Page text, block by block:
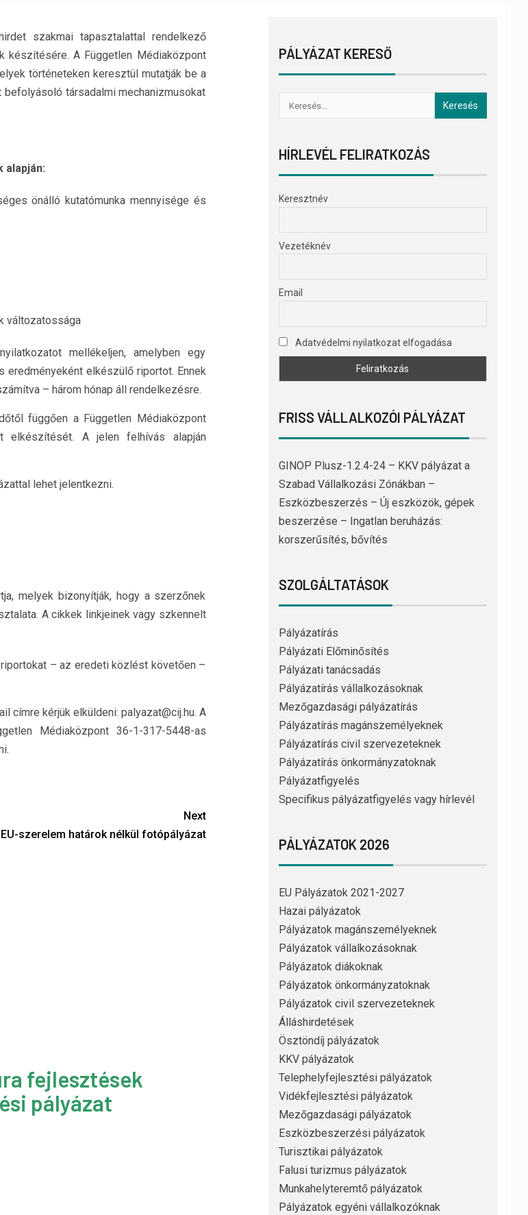
szakmai tapasztalattal rendelkező
készítésére. A Független Médiaközpont
történeteken keresztül mutatják be a
társadalmi mechanizmusokat
alapján:
önálló kutatómunka mennyisége és
változatossága
mellékeljen, amelyben egy
elkészülő riportot. Ennek
– három hónap áll rendelkezésre.
függően a Független Médiaközpont
A jelen felhívás alapján
lehet jelentkezni.
melyek bizonyítják, hogy a szerzőnek
A cikkek linkjeinek vagy szkennelt
– az eredeti közlést követően –
címre kérjük elküldeni: palyazat@cij.hu. A
Médiaközpont 36-1-317-5448-as
Next
EU-szerelem határok nélkül fotópályázat
fejlesztések
pályázat
PÁLYÁZAT KERESŐ
HÍRLEVÉL FELIRATKOZÁS
Keresztnév
Vezetéknév
Email
Adatvédelmi nyilatkozat elfogadása
FRISS VÁLLALKOZÓI PÁLYÁZAT
GINOP Plusz-1.2.4-24 – KKV pályázat a
Szabad Vállalkozási Zónákban –
Eszközbeszerzés – Új eszközök, gépek
beszerzése – Ingatlan beruházás:
korszerűsítés, bővítés
SZOLGÁLTATÁSOK
Pályázatírás
Pályázati Előminősítés
Pályázati tanácsadás
Pályázatírás vállalkozásoknak
Mezőgazdasági pályázatírás
Pályázatírás magánszemélyeknek
Pályázatírás civil szervezeteknek
Pályázatírás önkormányzatoknak
Pályázatfigyelés
Specifikus pályázatfigyelés vagy hírlevél
PÁLYÁZATOK 2026
EU Pályázatok 2021-2027
Hazai pályázatok
Pályázatok magánszemélyeknek
Pályázatok vállalkozásoknak
Pályázatok diákoknak
Pályázatok önkormányzatoknak
Pályázatok civil szervezeteknek
Álláshirdetések
Ösztöndíj pályázatok
KKV pályázatok
Telephelyfejlesztési pályázatok
Vidékfejlesztési pályázatok
Mezőgazdasági pályázatok
Eszközbeszerzési pályázatok
Turisztikai pályázatok
Falusi turizmus pályázatok
Munkahelyteremtő pályázatok
Pályázatok egyéni vállalkozóknak